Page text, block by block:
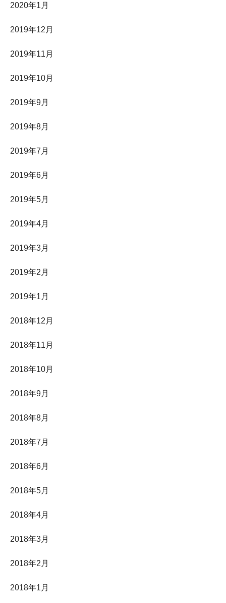
2020年1月
2019年12月
2019年11月
2019年10月
2019年9月
2019年8月
2019年7月
2019年6月
2019年5月
2019年4月
2019年3月
2019年2月
2019年1月
2018年12月
2018年11月
2018年10月
2018年9月
2018年8月
2018年7月
2018年6月
2018年5月
2018年4月
2018年3月
2018年2月
2018年1月